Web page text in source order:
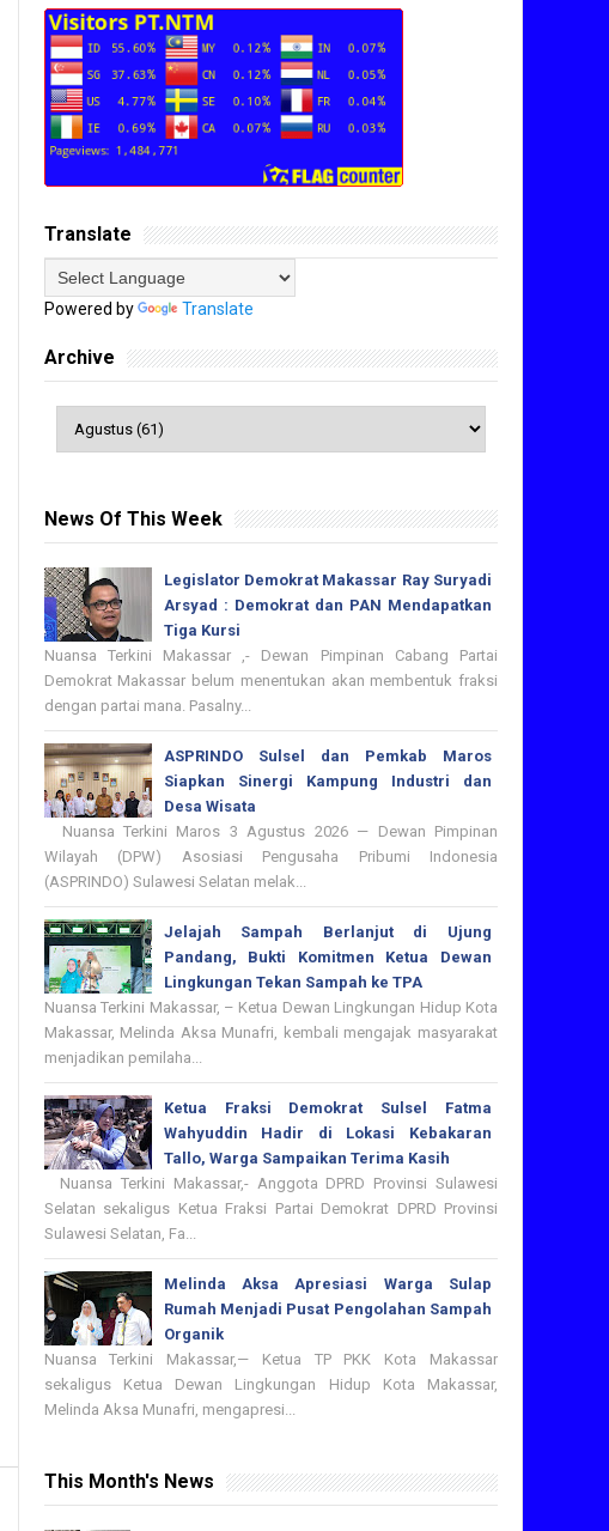
Translate
Powered by Translate
Archive
News Of This Week
Legislator Demokrat Makassar Ray Suryadi
Arsyad : Demokrat dan PAN Mendapatkan
Tiga Kursi
Nuansa Terkini Makassar ,- Dewan Pimpinan Cabang Partai
Demokrat Makassar belum menentukan akan membentuk fraksi
dengan partai mana. Pasalny...
ASPRINDO Sulsel dan Pemkab Maros
Siapkan Sinergi Kampung Industri dan
Desa Wisata
Nuansa Terkini Maros 3 Agustus 2026 — Dewan Pimpinan
Wilayah (DPW) Asosiasi Pengusaha Pribumi Indonesia
(ASPRINDO) Sulawesi Selatan melak...
Jelajah Sampah Berlanjut di Ujung
Pandang, Bukti Komitmen Ketua Dewan
Lingkungan Tekan Sampah ke TPA
Nuansa Terkini Makassar, – Ketua Dewan Lingkungan Hidup Kota
Makassar, Melinda Aksa Munafri, kembali mengajak masyarakat
menjadikan pemilaha...
Ketua Fraksi Demokrat Sulsel Fatma
Wahyuddin Hadir di Lokasi Kebakaran
Tallo, Warga Sampaikan Terima Kasih
Nuansa Terkini Makassar,- Anggota DPRD Provinsi Sulawesi
Selatan sekaligus Ketua Fraksi Partai Demokrat DPRD Provinsi
Sulawesi Selatan, Fa...
Melinda Aksa Apresiasi Warga Sulap
Rumah Menjadi Pusat Pengolahan Sampah
Organik
Nuansa Terkini Makassar,— Ketua TP PKK Kota Makassar
sekaligus Ketua Dewan Lingkungan Hidup Kota Makassar,
Melinda Aksa Munafri, mengapresi...
This Month's News